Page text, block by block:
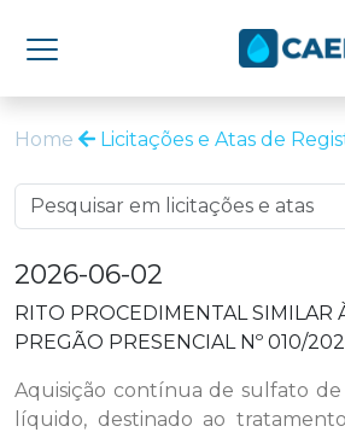
Home Licitações e Atas de
2026-06-02
RITO PROCEDIMENTAL SIMILAR
PREGÃO PRESENCIAL Nº 010/
Aquisição contínua de sulfato
líquido, destinado ao